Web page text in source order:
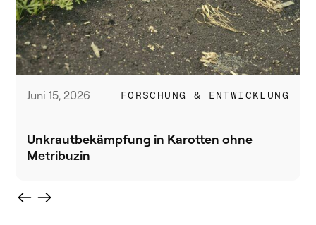
Juni 15, 2026 FORSCHUNG & ENTWICKLUNG
Unkrautbekämpfung in Karotten ohne
Metribuzin